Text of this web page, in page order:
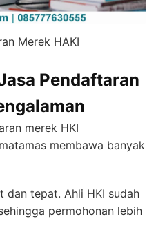
Merek HAKI
Pendaftaran
merek HKI
membawa banyak
dan tepat. Ahli HKI sudah
permohonan lebih